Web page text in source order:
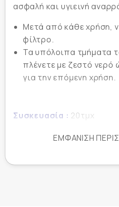
ασφαλή και υγιεινή
Μετά από κάθε χρήση,
φίλτρο.
Τα υπόλοιπα τμήματα
πλένετε με ζεστό νερό
για την επόμενη χρήση.
Συσκευασία : 20τμχ
ΕΜΦΆΝΙΣΗ